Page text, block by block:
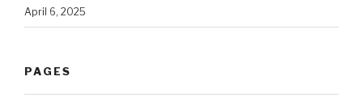
April 6, 2025
PAGES